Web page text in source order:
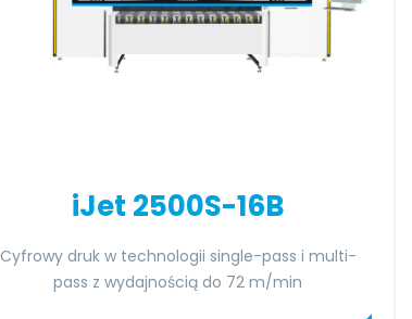
iJet 2500S-16B
Cyfrowy druk w technologii single-pass i multi-
pass z wydajnością do 72 m/min